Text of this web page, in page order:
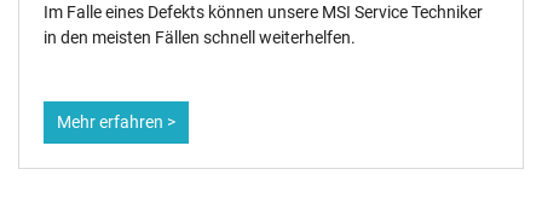
Im Falle eines Defekts können unsere MSI Service Techniker
in den meisten Fällen schnell weiterhelfen.
Mehr erfahren >